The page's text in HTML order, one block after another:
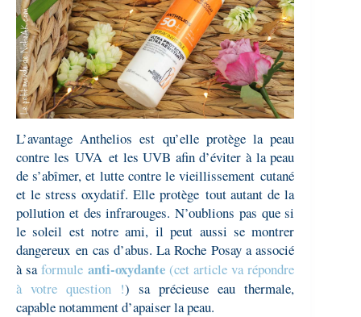
L’avantage Anthelios est qu’elle protège la peau
contre lesUVA et les UVB afin d’éviter à la peau
de s’abîmer, et lutte contre levieillissement cutané
et le stress oxydatif. Elle protège tout autant de la
pollution et des infrarouges. N’oublions pas que si
le soleil est notre ami, il peut aussi se montrer
dangereux en cas d’abus. La Roche Posay a associé
à saformule anti-oxydante(cet article va répondre
à votre question !) sa précieuse eau thermale,
capable notamment d’apaiser la peau.